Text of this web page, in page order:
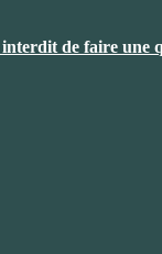
de faire une